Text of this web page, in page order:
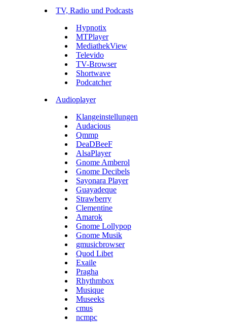
TV, Radio und Podcasts
Hypnotix
MTPlayer
MediathekView
Televido
TV-Browser
Shortwave
Podcatcher
Audioplayer
Klangeinstellungen
Audacious
Qmmp
DeaDBeeF
AlsaPlayer
Gnome Amberol
Gnome Decibels
Sayonara Player
Guayadeque
Strawberry
Clementine
Amarok
Gnome Lollypop
Gnome Musik
gmusicbrowser
Quod Libet
Exaile
Pragha
Rhythmbox
Musique
Museeks
cmus
ncmpc